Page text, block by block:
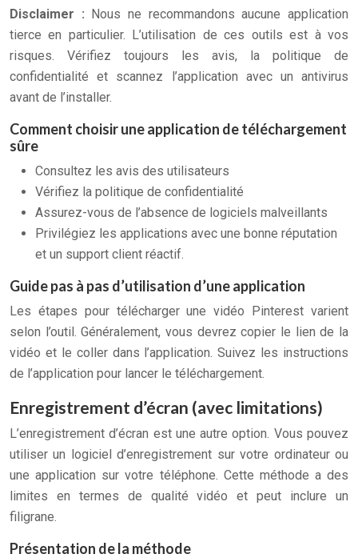
Disclaimer : Nous ne recommandons aucune application
tierce en particulier. L’utilisation de ces outils est à vos
risques. Vérifiez toujours les avis, la politique de
confidentialité et scannez l’application avec un antivirus
avant de l’installer.
Comment choisir une application de téléchargement
sûre
Consultez les avis des utilisateurs
Vérifiez la politique de confidentialité
Assurez-vous de l’absence de logiciels malveillants
Privilégiez les applications avec une bonne réputation
et un support client réactif.
Guide pas à pas d’utilisation d’une application
Les étapes pour télécharger une vidéo Pinterest varient
selon l’outil. Généralement, vous devrez copier le lien de la
vidéo et le coller dans l’application. Suivez les instructions
de l’application pour lancer le téléchargement.
Enregistrement d’écran (avec limitations)
L’enregistrement d’écran est une autre option. Vous pouvez
utiliser un logiciel d’enregistrement sur votre ordinateur ou
une application sur votre téléphone. Cette méthode a des
limites en termes de qualité vidéo et peut inclure un
filigrane.
Présentation de la méthode